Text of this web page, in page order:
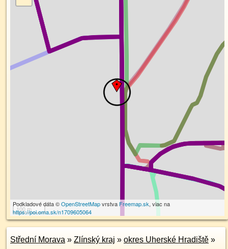
100 m
Podkladové dáta ©OpenStreetMapvrstva Freemap.sk, viac na
https://poi.oma.sk/n1709605064
Střední Morava » Zlínský kraj » okres Uherské Hradiště »